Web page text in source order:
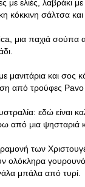
με ελιές, λαβράκι
κόκκινη σάλτσα
μια παχιά σούπα
μανιτάρια και σος
από τρούφες
εδώ είναι
από μια ψησταριά
των
ολόκληρα
μπάλα από τυρί.